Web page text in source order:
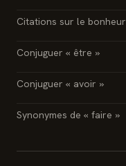
Citations sur le bonheur
Conjuguer « être »
Conjuguer « avoir »
Synonymes de « faire »